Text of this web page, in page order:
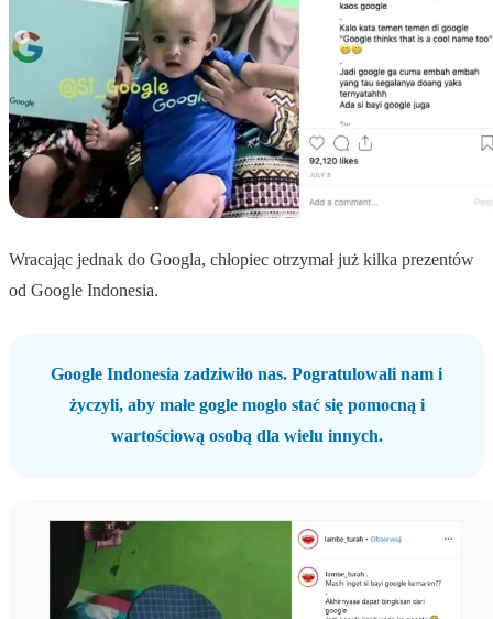
Wracając jednak do Googla, chłopiec otrzymał już kilka prezentów
od Google Indonesia.
Google Indonesia zadziwiło nas. Pogratulowali nam i
życzyli, aby małe gogle mogło stać się pomocną i
wartościową osobą dla wielu innych.